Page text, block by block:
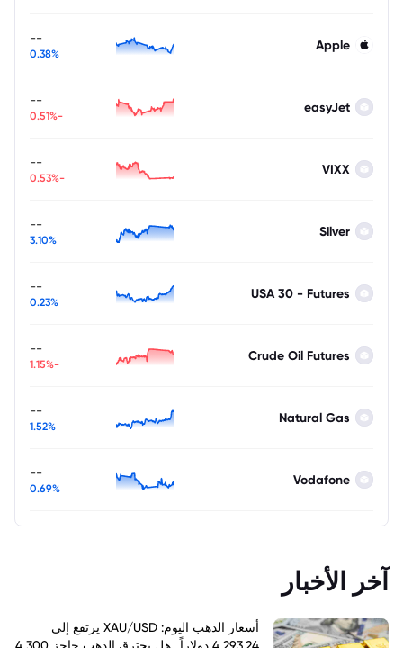
Apple
--
0.38%
easyJet
--
-0.51%
VIXX
--
-0.53%
Silver
--
3.10%
USA 30 - Futures
--
0.23%
Crude Oil Futures
--
-1.15%
Natural Gas
--
1.52%
Vodafone
--
0.69%
آخر الأخبار
أسعار الذهب اليوم: XAU/USD يرتفع إلى